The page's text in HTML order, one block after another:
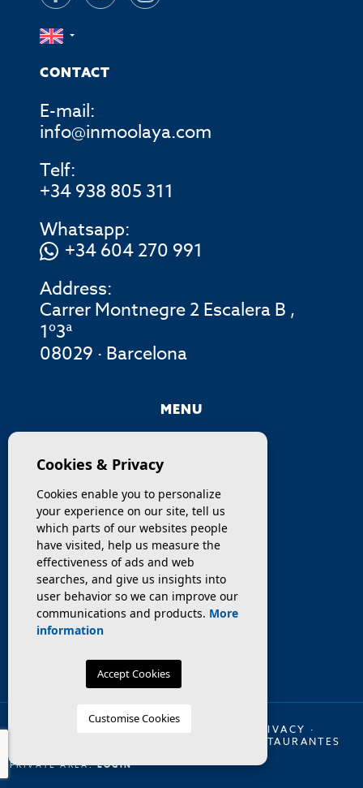
CONTACT
E-mail:
info@inmoolaya.com
Telf:
+34 938 805 311
Whatsapp:
+34 604 270 991
Address:
Carrer Montnegre 2 Escalera B ,
1º3ª
08029 · Barcelona
MENU
PROPERTIES
SERVICES
SELL / TRANSFER
NEWS
PRIVACY ·
TRASPASO DE RESTAURANTES
PRIVATE AREA:LOGIN
Cookies & Privacy
Cookies enable you to personalize
your experience on our site, tell us
which parts of our websites people
have visited, help us measure the
effectiveness of ads and web
searches, and give us insights into
user behavior so we can improve our
communications and products. More
information
Accept Cookies
Customise Cookies